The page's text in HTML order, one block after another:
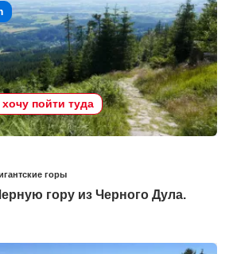
пойти туда
горы
гору из Черного Дула.